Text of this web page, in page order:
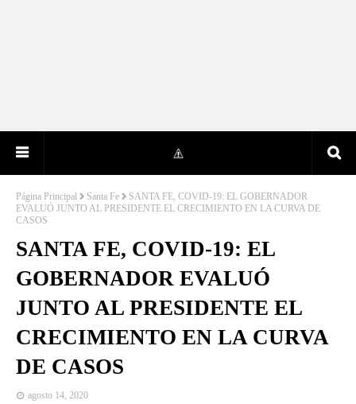
Página Principal Santa Fe
SANTA FE, COVID-19: EL GOBERNADOR
EVALUÓ JUNTO AL PRESIDENTE EL CRECIMIENTO EN LA CURVA DE
CASOS
SANTA FE, COVID-19: EL
GOBERNADOR EVALUÓ
JUNTO AL PRESIDENTE EL
CRECIMIENTO EN LA CURVA
DE CASOS
agosto 14, 2020